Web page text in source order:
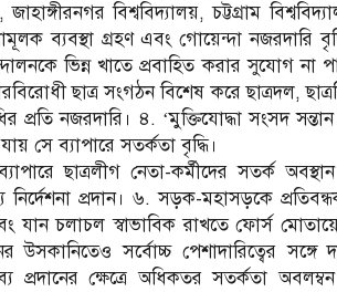
বিশ্ববিদ্যালয়, চট্টগ্রাম
ব্যবস্থা গ্রহণ এবং গোয়েন্দা নজরদারি
ভিন্ন খাতে প্রবাহিত করার সুযোগ না
ছাত্র সংগঠন বিশেষ করে ছাত্রদল,
প্রতি নজরদারি। ৪. ‘মুক্তিযোদ্ধা সংসদ সন্তান
সে ব্যাপারে সতর্কতা বৃদ্ধি।
ছাত্রলীগ নেতা-কর্মীদের সতর্ক
প্রদান। ৬. সড়ক-মহাসড়কে
চলাচল স্বাভাবিক রাখতে ফোর্স
সর্বোচ্চ পেশাদারিত্বের সঙ্গে
প্রদানের ক্ষেত্রে অধিকতর সতর্কতা